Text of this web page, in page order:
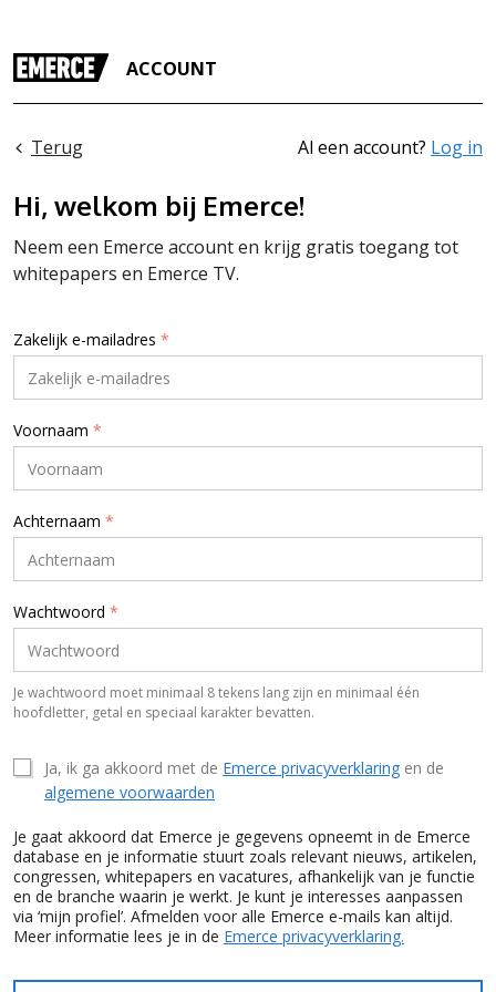
ACCOUNT
Terug Al een account? Log in
Hi, welkom bij Emerce!
Neem een Emerce account en krijg gratis toegang tot
whitepapers en Emerce TV.
Zakelijk e-mailadres *
Voornaam *
Achternaam *
Wachtwoord *
Je wachtwoord moet minimaal 8 tekens lang zijn en minimaal één
hoofdletter, getal en speciaal karakter bevatten.
Ja, ik ga akkoord met de Emerce privacyverklaring en de
algemene voorwaarden
Je gaat akkoord dat Emerce je gegevens opneemt in de Emerce
database en je informatie stuurt zoals relevant nieuws, artikelen,
congressen, whitepapers en vacatures, afhankelijk van je functie
en de branche waarin je werkt. Je kunt je interesses aanpassen
via ‘mijn profiel’. Afmelden voor alle Emerce e-mails kan altijd.
Meer informatie lees je in de Emerce privacyverklaring.